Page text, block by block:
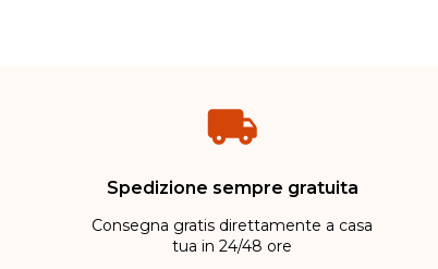
Spedizione sempre gratuita
Consegna gratis direttamente a casa
tua in 24/48 ore